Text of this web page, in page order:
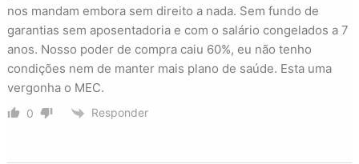
nos mandam embora sem direito a nada. Sem fundo de
garantias sem aposentadoria e com o salário congelados a 7
anos. Nosso poder de compra caiu 60%, eu não tenho
condições nem de manter mais plano de saúde. Esta uma
vergonha o MEC.
0 Responder